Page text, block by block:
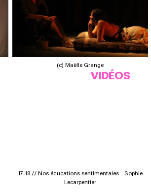
(c) Maëlle Grange
VIDÉOS
17-18 // Nos éducations sentimentales - Sophie
Lecarpentier